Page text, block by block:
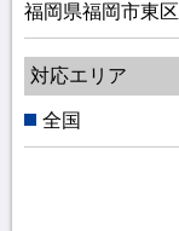
福岡県福岡市東
対応エリア
全国